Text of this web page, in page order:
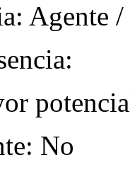
Agente
No